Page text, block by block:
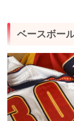
ベースボー